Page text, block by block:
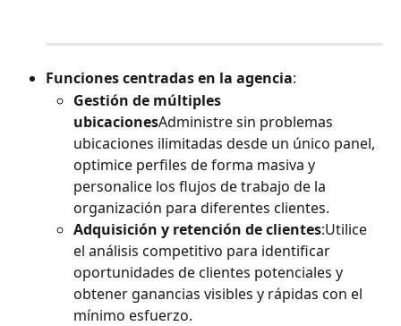
Funciones centradas en la agencia:
Gestión de múltiples
ubicacionesAdministre sin problemas
ubicaciones ilimitadas desde un único panel,
optimice perfiles de forma masiva y
personalice los flujos de trabajo de la
organización para diferentes clientes.
Adquisición y retención de clientes:Utilice
el análisis competitivo para identificar
oportunidades de clientes potenciales y
obtener ganancias visibles y rápidas con el
mínimo esfuerzo.